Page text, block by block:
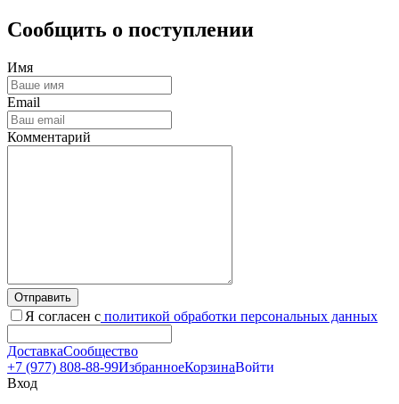
Сообщить о поступлении
Имя
Email
Комментарий
Отправить
Я согласен с политикой обработки персональных данных
ДоставкаСообщество
+7 (977) 808-88-99ИзбранноеКорзинаВойти
Вход